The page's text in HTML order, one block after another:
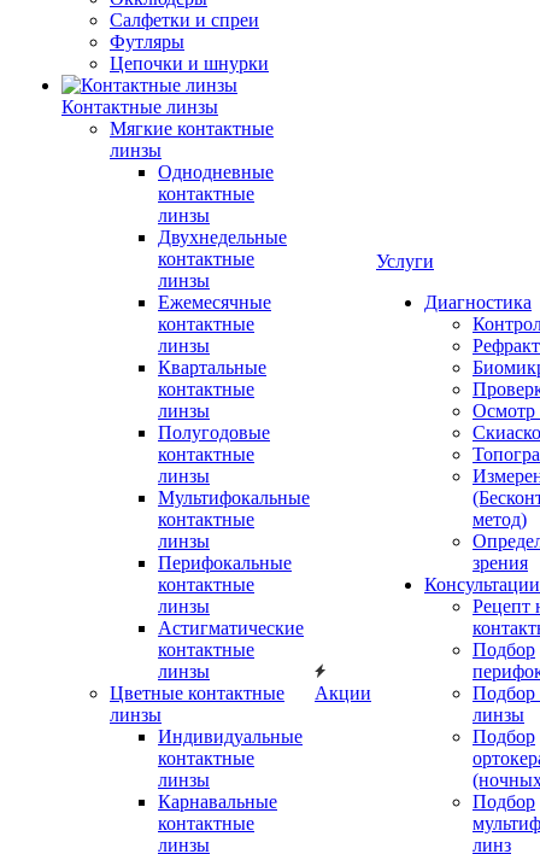
Салфетки и спреи
Футляры
Цепочки и шнурки
Контактные линзы
Мягкие контактные
линзы
Однодневные
контактные
линзы
Двухнедельные
контактные
линзы
Ежемесячные
контактные
линзы
Квартальные
контактные
линзы
Полугодовые
контактные
линзы
Мультифокальные
контактные
линзы
Перифокальные
контактные
линзы
Астигматические
контактные
линзы
Цветные контактные
линзы
Индивидуальные
контактные
линзы
Карнавальные
контактные
линзы
Акции
Услуги
Диагностика
Осмотр
метод)
зрения
Рецепт
Подбор
Подбор
линзы
Подбор
Подбор
линз